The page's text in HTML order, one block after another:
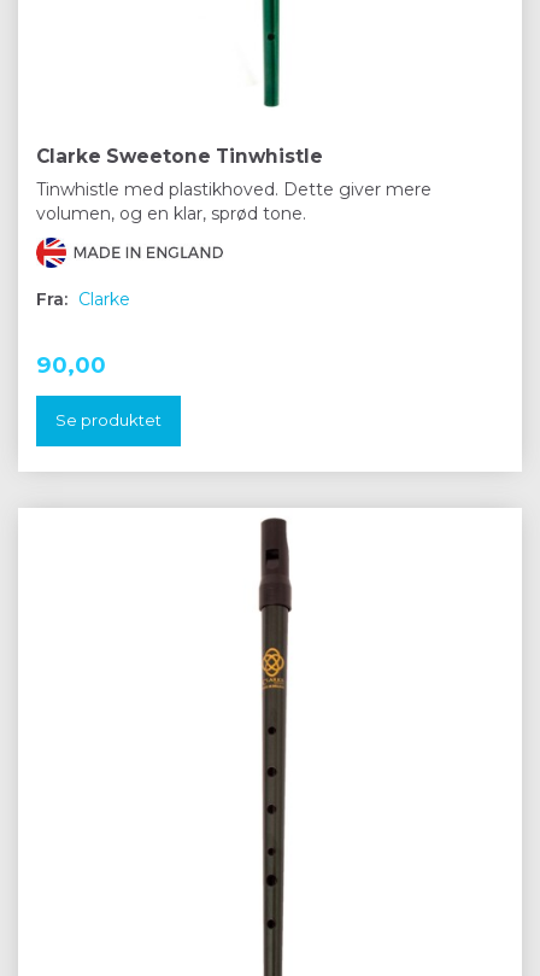
Clarke Sweetone Tinwhistle
Tinwhistle med plastikhoved. Dette giver mere
volumen, og en klar, sprød tone.
Fra: Clarke
90,00
Se produktet